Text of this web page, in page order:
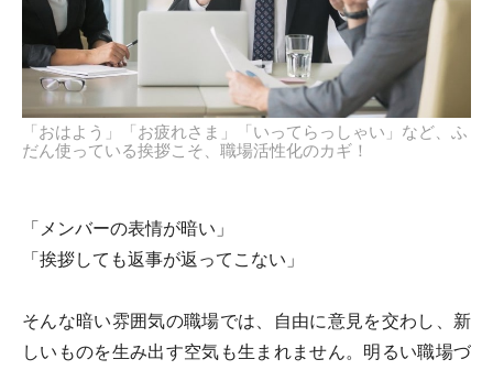
「おはよう」「お疲れさま」「いってらっしゃい」など、ふ
だん使っている挨拶こそ、職場活性化のカギ！
「メンバーの表情が暗い」
「挨拶しても返事が返ってこない」
そんな暗い雰囲気の職場では、自由に意見を交わし、新
しいものを生み出す空気も生まれません。明るい職場づ